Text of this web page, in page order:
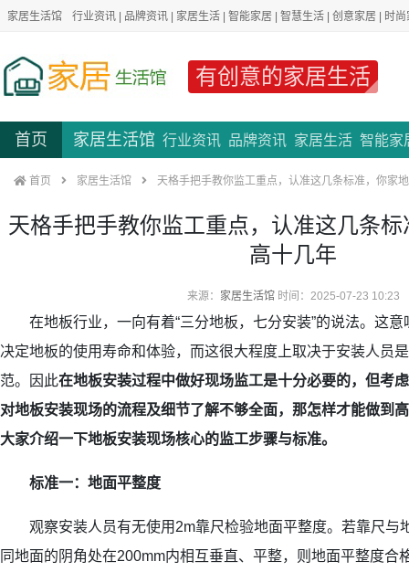
家居生活馆 行业资讯 | 品牌资讯 | 家居生活 | 智能家居 | 智慧生活 | 创意家居 | 时
有创意的家居生活
首页 家居生活馆 行业资讯 品牌资讯 家居生活 智能家
首页 家居生活馆 天格手把手教你监工重点，认准这几条标准，你家
天格手把手教你监工重点，认准这几条
高十几年
来源： 家居生活馆时间：2025-07-23 10:23
在地板行业，一向有着“三分地板，七分安装”的说法。这意
决定地板的使用寿命和体验，而这很大程度上取决于安装人员
范。因此在地板安装过程中做好现场监工是十分必要的，但考
对地板安装现场的流程及细节了解不够全面，那怎样才能做到
大家介绍一下地板安装现场核心的监工步骤与标准。
标准一：地面平整度
观察安装人员有无使用2m靠尺检验地面平整度。若靠尺与
同地面的阴角处在200mm内相互垂直、平整，则地面平整度合